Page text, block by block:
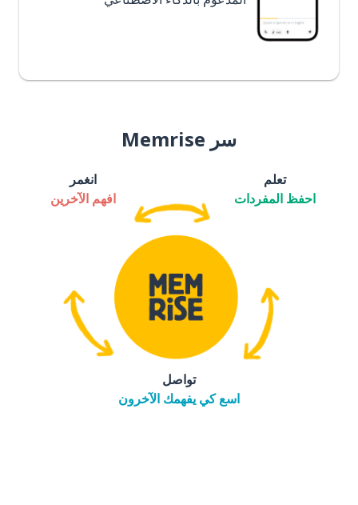
سر Memrise
تعلم
احفظ المفردات
انغمر
افهم الآخرين
تواصل
اسع كي يفهمك الآخرون